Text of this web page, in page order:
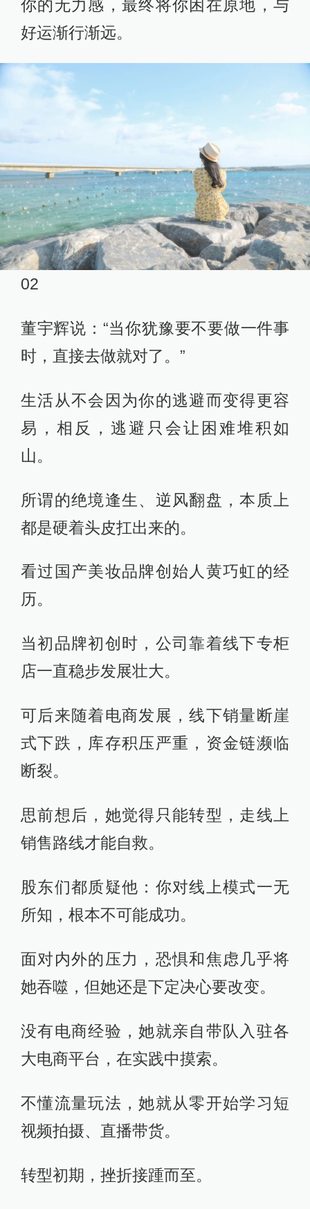
你的无力感，最终将你困在原地，与
好运渐行渐远。
02
董宇辉说：“当你犹豫要不要做一件事
时，直接去做就对了。”
生活从不会因为你的逃避而变得更容
易，相反，逃避只会让困难堆积如
山。
所谓的绝境逢生、逆风翻盘，本质上
都是硬着头皮扛出来的。
看过国产美妆品牌创始人黄巧虹的经
历。
当初品牌初创时，公司靠着线下专柜
店一直稳步发展壮大。
可后来随着电商发展，线下销量断崖
式下跌，库存积压严重，资金链濒临
断裂。
思前想后，她觉得只能转型，走线上
销售路线才能自救。
股东们都质疑他：你对线上模式一无
所知，根本不可能成功。
面对内外的压力，恐惧和焦虑几乎将
她吞噬，但她还是下定决心要改变。
没有电商经验，她就亲自带队入驻各
大电商平台，在实践中摸索。
不懂流量玩法，她就从零开始学习短
视频拍摄、直播带货。
转型初期，挫折接踵而至。